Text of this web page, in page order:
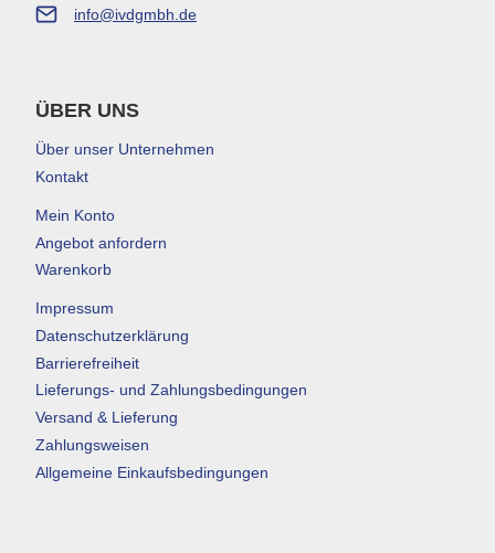
info@ivdgmbh.de
ÜBER UNS
Über unser Unternehmen
Kontakt
Mein Konto
Angebot anfordern
Warenkorb
Impressum
Datenschutzerklärung
Barrierefreiheit
Lieferungs- und Zahlungsbedingungen
Versand & Lieferung
Zahlungsweisen
Allgemeine Einkaufsbedingungen